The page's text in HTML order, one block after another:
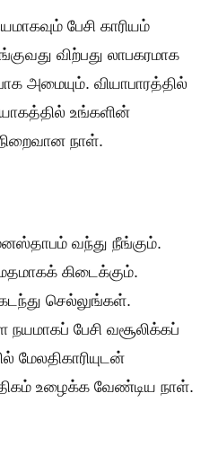
பேசி காரியம்
விற்பது லாபகரமாக
அமையும். வியாபாரத்தில்
உங்களின்
நாள்.
வந்து நீங்கும்.
கிடைக்கும்.
செல்லுங்கள்.
நயமாகப் பேசி வசூலிக்கப்
மேலதிகாரியுடன்
உழைக்க வேண்டிய நாள்.